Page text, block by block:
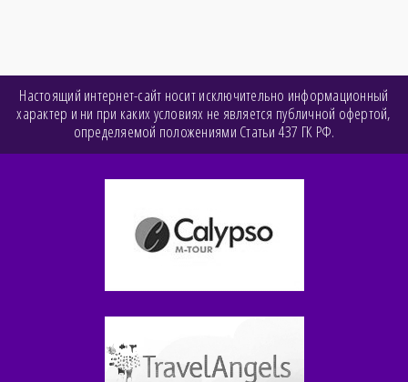
Настоящий интернет-сайт носит исключительно информационный
характер и ни при каких условиях не является публичной офертой,
определяемой положениями Статьи 437 ГК РФ.